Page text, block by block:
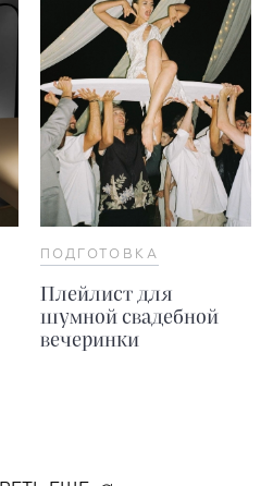
ПОДГОТОВКА
Плейлист для
шумной свадебной
вечеринки